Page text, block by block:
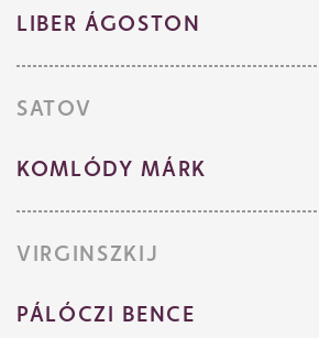
LIBER ÁGOSTON
SATOV
KOMLÓDY MÁRK
VIRGINSZKIJ
PÁLÓCZI BENCE